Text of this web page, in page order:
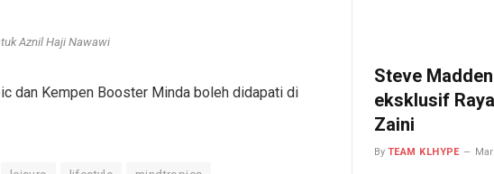
Aznil Haji Nawawi
dan Kempen Booster Minda boleh didapati di
Steve
eksklusif
Zaini
By TEAM KLHYPE